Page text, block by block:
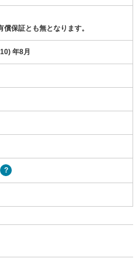
償保証とも無となります。
年8月